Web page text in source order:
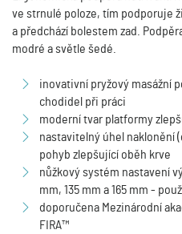
ve strnulé poloze, tím podporuje
a předchází bolestem zad.
modré a světle šedé.
inovativní pryžový masážní
chodidel při práci
moderní tvar platformy
nastavitelný úhel naklonění
pohyb zlepšující oběh krve
nůžkový systém nastavení
mm, 135 mm a 165 mm -
doporučena Mezinárodní
FIRA™